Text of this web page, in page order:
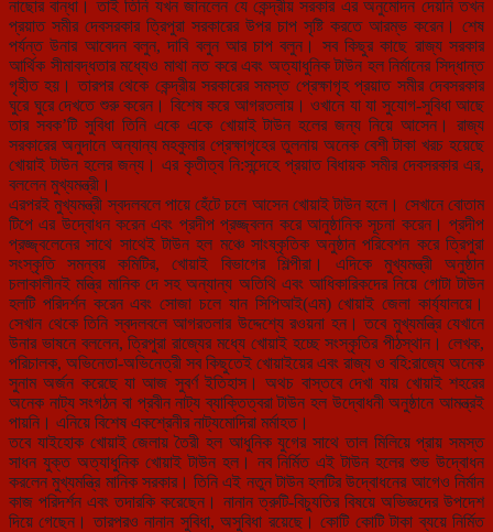
নাছোর বান্ধা। তাই তিনি যখন জানলেন যে কেন্দ্রীয় সরকার এর অনুমোদন দেয়নি তখন
প্রয়াত সমীর দেবসরকার ত্রিপুরা সরকারের উপর চাপ সৃষ্টি করতে আরম্ভ করেন। শেষ
পর্যন্ত উনার আবেদন বলুন, দাবি বলুন আর চাপ বলুন। সব কিছুর কাছে রাজ্য সরকার
আর্থিক সীমাবদ্ধতার মধ্যেও মাথা নত করে এবং অত্যাধুনিক টাউন হল নির্মানের সিদ্ধান্ত
গৃহীত হয়। তারপর থেকে কেন্দ্রীয় সরকারের সমস্ত প্রেক্ষাগৃহ প্রয়াত সমীর দেবসরকার
ঘুরে ঘুরে দেখতে শুরু করেন। বিশেষ করে আগরতলায়। ওখানে যা যা সুযোগ-সুবিধা আছে
তার সবক’টি সুবিধা তিনি একে একে খোয়াই টাউন হলের জন্য নিয়ে আসেন। রাজ্য
সরকারের অনুদানে অন্যান্য মহকুমার প্রেক্ষাগৃহের তুলনায় অনেক বেশী টাকা খরচ হয়েছে
খোয়াই টাউন হলের জন্য। এর কৃতীত্ব নি:সন্দেহে প্রয়াত বিধায়ক সমীর দেবসরকার এর,
বললেন মুখ্যমন্ত্রী।
এরপরই মুখ্যমন্ত্রী স্বদলবলে পায়ে হেঁটে চলে আসেন খোয়াই টাউন হলে। সেখানে বোতাম
টিপে এর উদ্বোধন করেন এবং প্রদীপ প্রজ্জ্বলন করে আনুষ্ঠানিক সূচনা করেন। প্রদীপ
প্রজ্জ্বলেনের সাথে সাথেই টাউন হল মঞ্চে সাংষ্কৃতিক অনুষ্ঠান পরিবেশন করে ত্রিপুরা
সংস্কৃতি সমন্বয় কমিটির, খোয়াই বিভাগের শিল্পীরা। এদিকে মুখ্যমন্ত্রী অনুষ্ঠান
চলাকালীনই মন্ত্রি মানিক দে সহ অন্যান্য অতিথি এবং আধিকারিকদের নিয়ে গোটা টাউন
হলটি পরিদর্শন করেন এবং সোজা চলে যান সিপিআই(এম) খোয়াই জেলা কার্য্যালয়ে।
সেখান থেকে তিনি স্বদলবলে আগরতলার উদ্দেশ্যে রওয়না হন। তবে মুখ্যমন্ত্রি যেখানে
উনার ভাষনে বললেন, ত্রিপুরা রাজ্যের মধ্যে খোয়াই হচ্ছে সংস্কৃতির পীঠস্থান। লেখক,
পরিচালক, অভিনেতা-অভিনেত্রী সব কিছুতেই খোয়াইয়ের এবং রাজ্য ও বহি:রাজ্যে অনেক
সুনাম অর্জন করেছে যা আজ সুবর্ণ ইতিহাস। অথচ বাস্তবে দেখা যায় খোয়াই শহরের
অনেক নাট্য সংগঠন বা প্রবীন নাট্য ব্যাক্তিত্বরা টাউন হল উদ্বোধনী অনুষ্ঠানে আমন্ত্রই
পায়নি। এনিয়ে বিশেষ একশ্রেনীর নাট্যমোদিরা মর্মাহত।
তবে যাইহোক খোয়াই জেলায় তৈরী হল আধুনিক যুগের সাথে তাল মিলিয়ে প্রায় সমস্ত
সাধন যুক্ত অত্যাধুনিক খোয়াই টাউন হল। নব নির্মিত এই টাউন হলের ‍শুভ উদ্বোধন
করলেন মুখ্যমন্ত্রি মানিক সরকার। তিনি এই নতুন টাউন হলটির উদ্বোধনের আগেও নির্মান
কাজ পরিদর্শন এবং তদারকি করেছেন। নানান ত্রুটি-বিচ্যুতির বিষয়ে অভিজ্ঞদের উপদেশ
দিয়ে গেছেন। তারপরও নানান সুবিধা, অসুবিধা রয়েছে। কোটি কোটি টাকা ব্যয়ে নির্মিত